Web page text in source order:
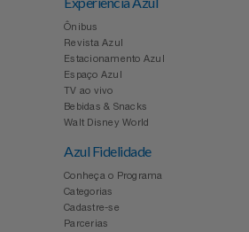
Ônibus
Revista Azul
Estacionamento Azul
Espaço Azul
TV ao vivo
Bebidas & Snacks
Walt Disney World
Azul Fidelidade
Conheça o Programa
Categorias
Cadastre-se
Parcerias